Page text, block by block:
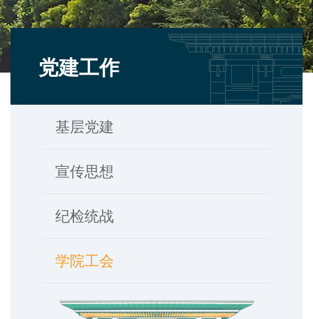
党建工作
基层党建
宣传思想
纪检统战
学院工会